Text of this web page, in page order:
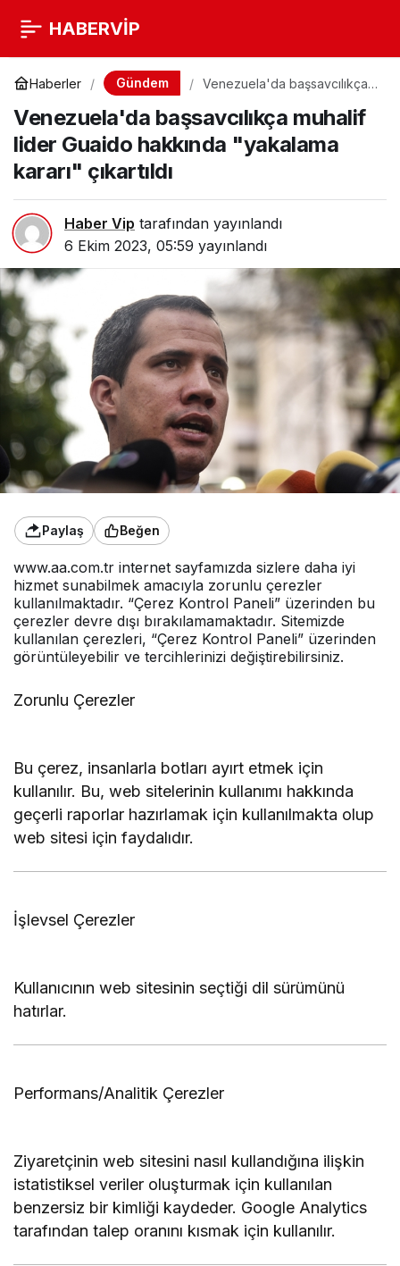
HABERVİP
Haberler Gündem
Venezuela'da başsavcılıkça
"yakalama kararı" çıkartıldı
Venezuela'da başsavcılıkça muhalif
lider Guaido hakkında "yakalama
kararı" çıkartıldı
Haber Vip tarafından yayınlandı
6 Ekim 2023, 05:59 yayınlandı
Paylaş Beğen
www.aa.com.tr internet sayfamızda sizlere daha iyi
hizmet sunabilmek amacıyla zorunlu çerezler
kullanılmaktadır. “Çerez Kontrol Paneli” üzerinden bu
çerezler devre dışı bırakılamamaktadır. Sitemizde
kullanılan çerezleri, “Çerez Kontrol Paneli” üzerinden
görüntüleyebilir ve tercihlerinizi değiştirebilirsiniz.
Zorunlu Çerezler
Bu çerez, insanlarla botları ayırt etmek için
kullanılır. Bu, web sitelerinin kullanımı hakkında
geçerli raporlar hazırlamak için kullanılmakta olup
web sitesi için faydalıdır.
İşlevsel Çerezler
Kullanıcının web sitesinin seçtiği dil sürümünü
hatırlar.
Performans/Analitik Çerezler
Ziyaretçinin web sitesini nasıl kullandığına ilişkin
istatistiksel veriler oluşturmak için kullanılan
benzersiz bir kimliği kaydeder. Google Analytics
tarafından talep oranını kısmak için kullanılır.